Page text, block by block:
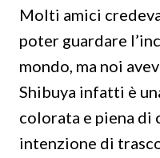
Molti amici
poter guardare
mondo, ma noi
Shibuya infatti è
colorata e piena di
intenzione di